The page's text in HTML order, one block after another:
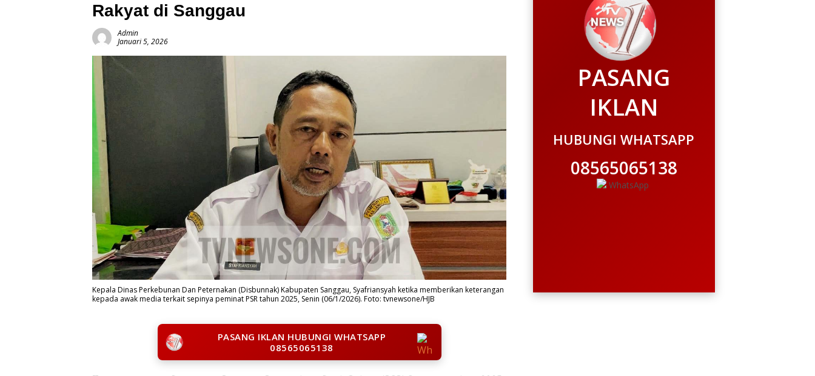
Rakyat di Sanggau
Admin
Januari 5, 2026
Kepala Dinas Perkebunan Dan Peternakan (Disbunnak) Kabupaten Sanggau, Syafriansyah ketika memberikan keterangan
kepada awak media terkait sepinya peminat PSR tahun 2025, Senin (06/1/2026). Foto: tvnewsone/HJB
PASANG IKLAN HUBUNGI WHATSAPP
08565065138
PASANG
IKLAN
HUBUNGI WHATSAPP
08565065138